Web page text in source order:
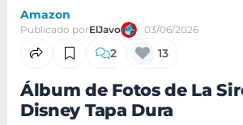
Amazon
Publicado porElJavo 03/06/2026
2 13
Álbum de Fotos de La
Disney Tapa Dura